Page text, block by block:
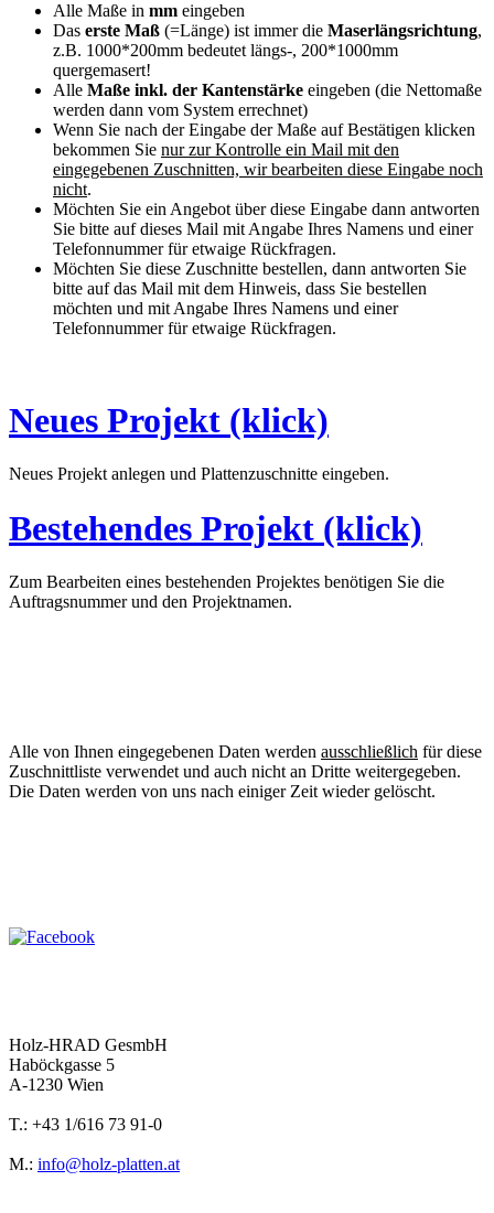
Alle Maße in mm eingeben
Das erste Maß (=Länge) ist immer die Maserlängsrichtung,
z.B. 1000*200mm bedeutet längs-, 200*1000mm
quergemasert!
Alle Maße inkl. der Kantenstärke eingeben (die Nettomaße
werden dann vom System errechnet)
Wenn Sie nach der Eingabe der Maße auf Bestätigen klicken
bekommen Sie nur zur Kontrolle ein Mail mit den
eingegebenen Zuschnitten, wir bearbeiten diese Eingabe noch
nicht.
Möchten Sie ein Angebot über diese Eingabe dann antworten
Sie bitte auf dieses Mail mit Angabe Ihres Namens und einer
Telefonnummer für etwaige Rückfragen.
Möchten Sie diese Zuschnitte bestellen, dann antworten Sie
bitte auf das Mail mit dem Hinweis, dass Sie bestellen
möchten und mit Angabe Ihres Namens und einer
Telefonnummer für etwaige Rückfragen.
Neues Projekt (klick)
Neues Projekt anlegen und Plattenzuschnitte eingeben.
Bestehendes Projekt (klick)
Zum Bearbeiten eines bestehenden Projektes benötigen Sie die
Auftragsnummer und den Projektnamen.
Alle von Ihnen eingegebenen Daten werden ausschließlich für diese
Zuschnittliste verwendet und auch nicht an Dritte weitergegeben.
Die Daten werden von uns nach einiger Zeit wieder gelöscht.
Holz-HRAD GesmbH
Haböckgasse 5
A-1230 Wien
T.: +43 1/616 73 91-0
M.: info@holz-platten.at